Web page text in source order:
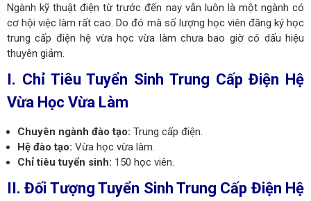
Ngành kỹ thuật điện từ trước đến nay vẫn luôn là một ngành có
cơ hội việc làm rất cao. Do đó mà số lượng học viên đăng ký học
trung cấp điện hệ vừa học vừa làm chưa bao giờ có dấu hiệu
thuyên giảm.
I. Chỉ Tiêu Tuyển Sinh Trung Cấp Điện Hệ
Vừa Học Vừa Làm
Chuyên ngành đào tạo: Trung cấp điện.
Hệ đào tạo: Vừa học vừa làm.
Chỉ tiêu tuyển sinh: 150 học viên.
II. Đối Tượng Tuyển Sinh Trung Cấp Điện Hệ